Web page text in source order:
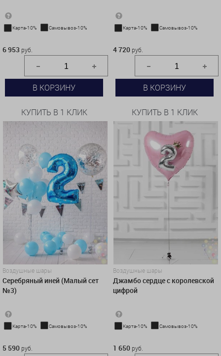
Карта-10% Самовывоз-10%
6 953 руб.
В КОРЗИНУ
КУПИТЬ В 1 КЛИК
Карта-10% Самовывоз-10%
4 720 руб.
В КОРЗИНУ
КУПИТЬ В 1 КЛИК
Воздушные шары
Серебряный иней (Малый сет
№3)
Карта-10% Самовывоз-10%
5 590 руб.
Воздушные шары
Джамбо сердце с королевской
цифрой
Карта-10% Самовывоз-10%
1 650 руб.